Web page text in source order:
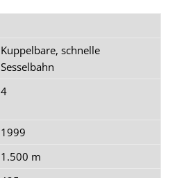
Kuppelbare, schnelle
Sesselbahn
4
1999
1.500 m